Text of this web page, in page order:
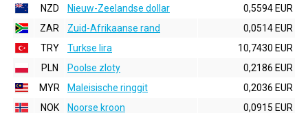
NZD
Nieuw-Zeelandse dollar
0,5594 EUR
ZAR
Zuid-Afrikaanse rand
0,0514 EUR
TRY
Turkse lira
10,7430 EUR
PLN
Poolse zloty
0,2186 EUR
MYR
Maleisische ringgit
0,2036 EUR
NOK
Noorse kroon
0,0915 EUR